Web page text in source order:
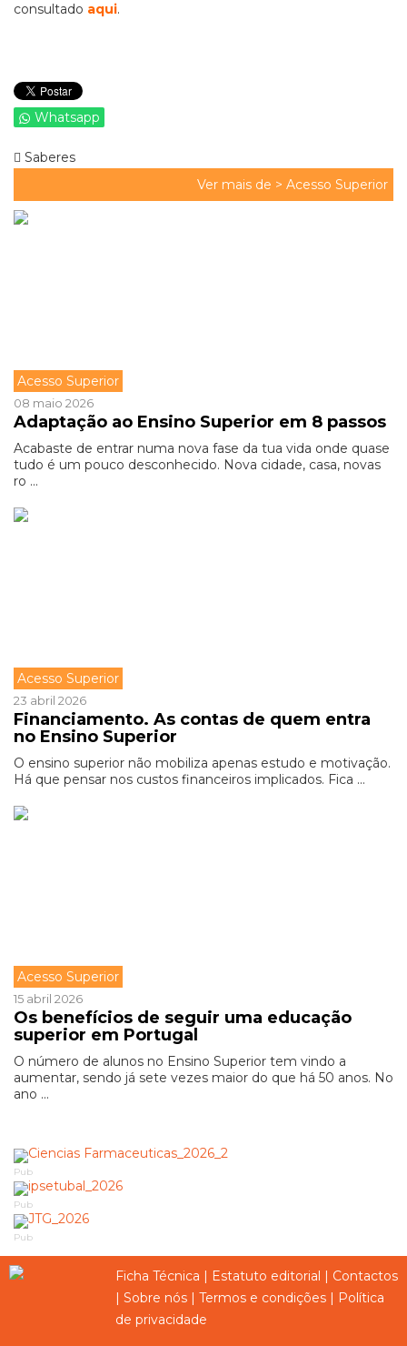
consultado aqui.
Whatsapp
Saberes
Ver mais de > Acesso Superior
Acesso Superior
08 maio 2026
Adaptação ao Ensino Superior em 8 passos
Acabaste de entrar numa nova fase da tua vida onde quase
tudo é um pouco desconhecido. Nova cidade, casa, novas
ro ...
Acesso Superior
23 abril 2026
Financiamento. As contas de quem entra
no Ensino Superior
O ensino superior não mobiliza apenas estudo e motivação.
Há que pensar nos custos financeiros implicados. Fica ...
Acesso Superior
15 abril 2026
Os benefícios de seguir uma educação
superior em Portugal
O número de alunos no Ensino Superior tem vindo a
aumentar, sendo já sete vezes maior do que há 50 anos. No
ano ...
Pub
Pub
Pub
Ficha Técnica | Estatuto editorial | Contactos
| Sobre nós | Termos e condições | Política
de privacidade